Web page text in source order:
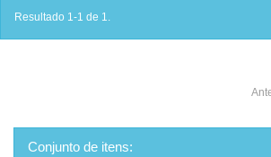
Resultado 1-1 de 1.
Conjunto de itens: